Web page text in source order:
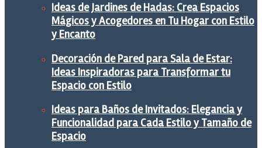
Ideas de Jardines de Hadas: Crea Espacios
Mágicos y Acogedores en Tu Hogar con Estilo
y Encanto
Decoración de Pared para Sala de Estar:
Ideas Inspiradoras para Transformar tu
Espacio con Estilo
Ideas para Baños de Invitados: Elegancia y
Funcionalidad para Cada Estilo y Tamaño de
Espacio